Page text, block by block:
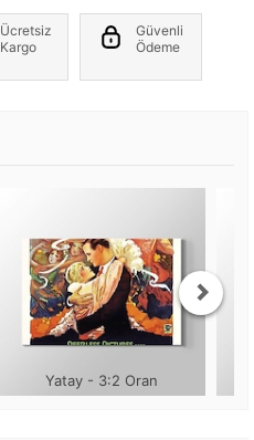
Ücretsiz
Kargo
Güvenli
Ödeme
Yatay - 3:2 Oran